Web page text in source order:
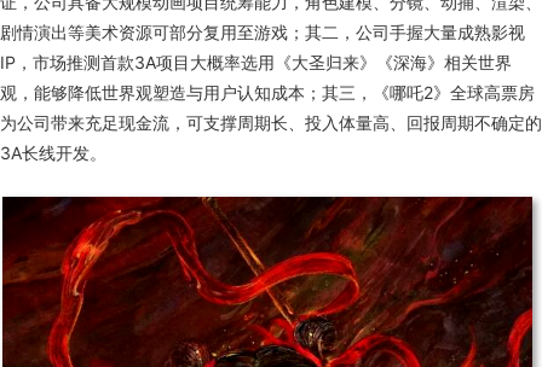
剧情演出等美术资源可部分复用至游戏；其二，公司手握大量成熟影视
IP，市场推测首款3A项目大概率选用《大圣归来》《深海》相关世界
观，能够降低世界观塑造与用户认知成本；其三，《哪吒2》全球高票房
为公司带来充足现金流，可支撑周期长、投入体量高、回报周期不确定的
3A长线开发。